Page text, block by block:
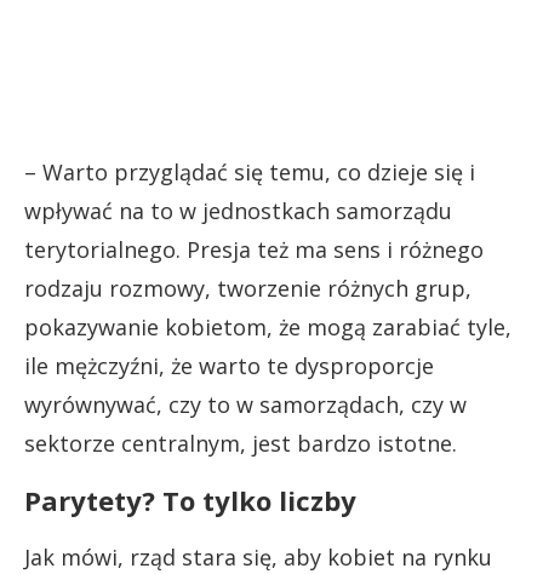
– Warto przyglądać się temu, co dzieje się i
wpływać na to w jednostkach samorządu
terytorialnego. Presja też ma sens i różnego
rodzaju rozmowy, tworzenie różnych grup,
pokazywanie kobietom, że mogą zarabiać tyle,
ile mężczyźni, że warto te dysproporcje
wyrównywać, czy to w samorządach, czy w
sektorze centralnym, jest bardzo istotne.
Parytety? To tylko liczby
Jak mówi, rząd stara się, aby kobiet na rynku